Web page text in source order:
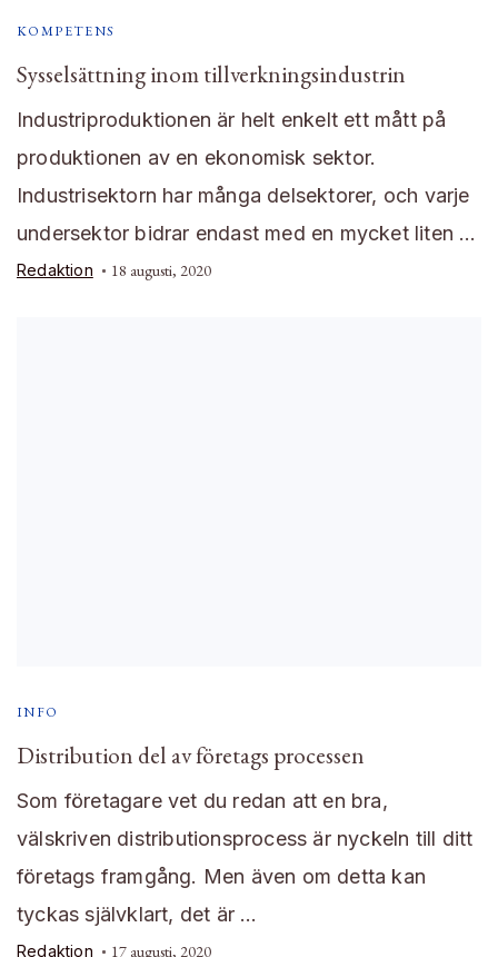
KOMPETENS
Sysselsättning inom tillverkningsindustrin
Industriproduktionen är helt enkelt ett mått på
produktionen av en ekonomisk sektor.
Industrisektorn har många delsektorer, och varje
undersektor bidrar endast med en mycket liten …
Redaktion 18 augusti, 2020
INFO
Distribution del av företags processen
Som företagare vet du redan att en bra,
välskriven distributionsprocess är nyckeln till ditt
företags framgång. Men även om detta kan
tyckas självklart, det är …
Redaktion 17 augusti, 2020